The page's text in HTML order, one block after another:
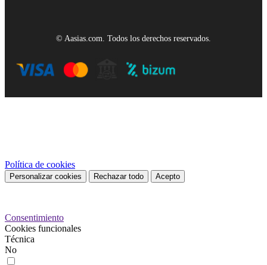
© Aasias.com. Todos los derechos reservados.
Política de cookies
Personalizar cookies Rechazar todo Acepto
Consentimiento
Cookies funcionales
Técnica
No